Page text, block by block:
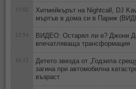
13:02
Хитмейкърът на Nightcall, DJ
мъртъв в дома си в Париж
12:54
ВИДЕО: Остарял ли е? Джони
впечатляваща трансформация
16:12
Детето звезда от „Годзила
загина при автомобилна
възраст